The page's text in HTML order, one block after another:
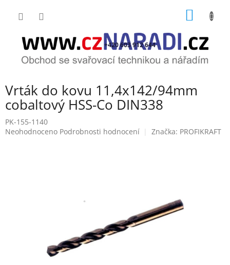
+420 603 912 644
Vrták do kovu 11,4x142/94mm
cobaltový HSS-Co DIN338
PK-155-1140
Průměrné
Neohodnoceno Podrobnosti hodnocení Značka: PROFIKRAFT